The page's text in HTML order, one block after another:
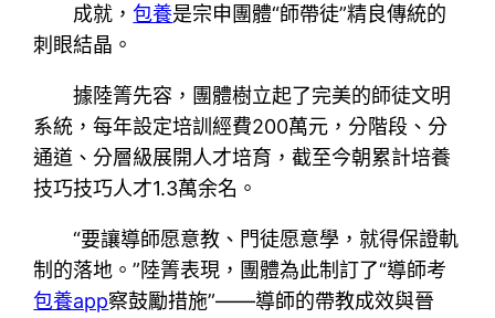
成就，包養是宗申團體“師帶徒”精良傳統的
刺眼結晶。
據陸箐先容，團體樹立起了完美的師徒文明
系統，每年設定培訓經費200萬元，分階段、分
通道、分層級展開人才培育，截至今朝累計培養
技巧技巧人才1.3萬余名。
“要讓導師愿意教、門徒愿意學，就得保證軌
制的落地。”陸箐表現，團體為此制訂了“導師考
包養app察鼓勵措施”——導師的帶教成效與晉